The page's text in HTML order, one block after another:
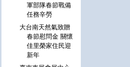
軍部隊春節戰備
任務辛勞
大台南天然氣致贈
春節慰問金 關懷
佳里榮家住民迎
新年